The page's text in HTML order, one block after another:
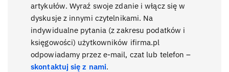
artykułów. Wyraź swoje zdanie i włącz się w
dyskusje z innymi czytelnikami. Na
indywidualne pytania (z zakresu podatków i
księgowości) użytkowników ifirma.pl
odpowiadamy przez e-mail, czat lub telefon –
skontaktuj się z nami.